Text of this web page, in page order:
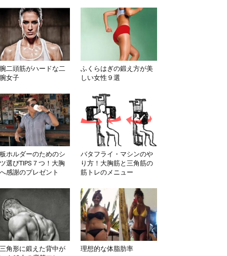
腕二頭筋がハードな二
女子
ふくらはぎの鍛え方が美
しい女性９選
ホルダーのためのシ
選びTIPS７つ！大胸
感謝のプレゼント
バタフライ・マシンのや
り方！大胸筋と三角筋の
筋トレのメニュー
角形に鍛えた背中が
理想的な体脂肪率